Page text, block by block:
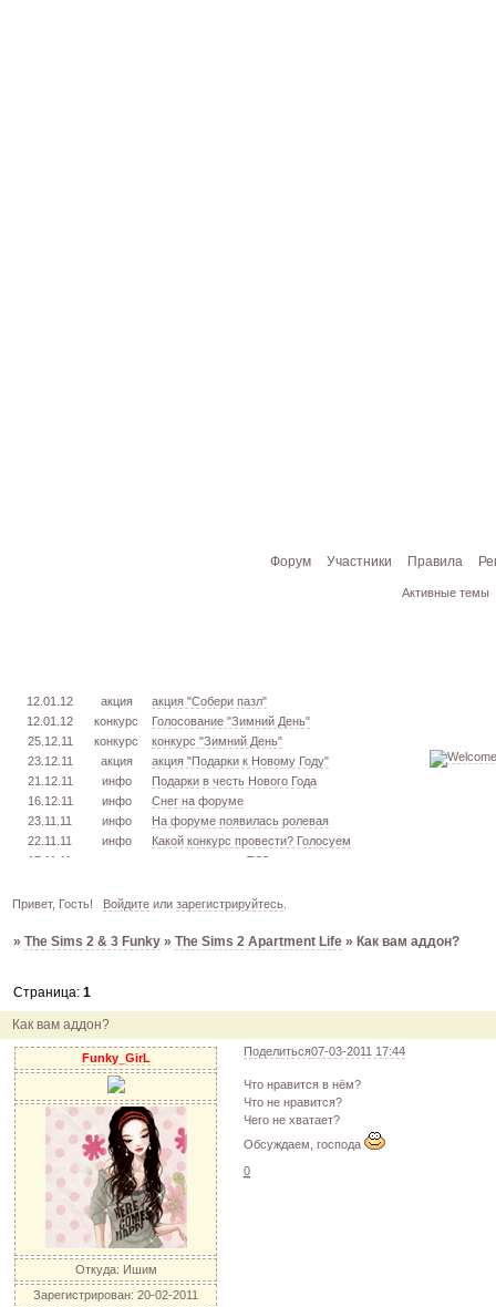
Форум Участники Правила
Активные темы
12.01.12 акция
акция "Собери пазл"
12.01.12
конкурс
Голосование "Зимний День"
25.12.11
конкурс
конкурс "Зимний День"
23.12.11
акция
акция "Подарки к Новому Году"
21.12.11
инфо
Подарки в честь Нового Года
16.12.11
инфо
Снег на форуме
23.11.11
инфо
На форуме появилась ролевая
22.11.11
инфо
Какой конкурс провести? Голосуем
17.11.11
извлекаем меш. TS3
15.11.11
урок
создаём свою обувь! TS3
03.10.11
инфо
город из GTA VC в игре TS3
12.04.11
04.04.11
акция
04.04.11
акция акция "Downloads"
Привет, Гость! Войдитеили зарегистрируйтесь.
»The Sims 2 & 3 Funky »The Sims 2 Apartment Life » Как вам аддон?
Как вам аддон?
Страница:1
Поделиться07-03-2011 17:44
Funky_GirL
Откуда: Ишим
Зарегистрирован: 20-02-2011
Что нравится в нём?
Что не нравится?
Чего не хватает?
Обсуждаем, господа
0